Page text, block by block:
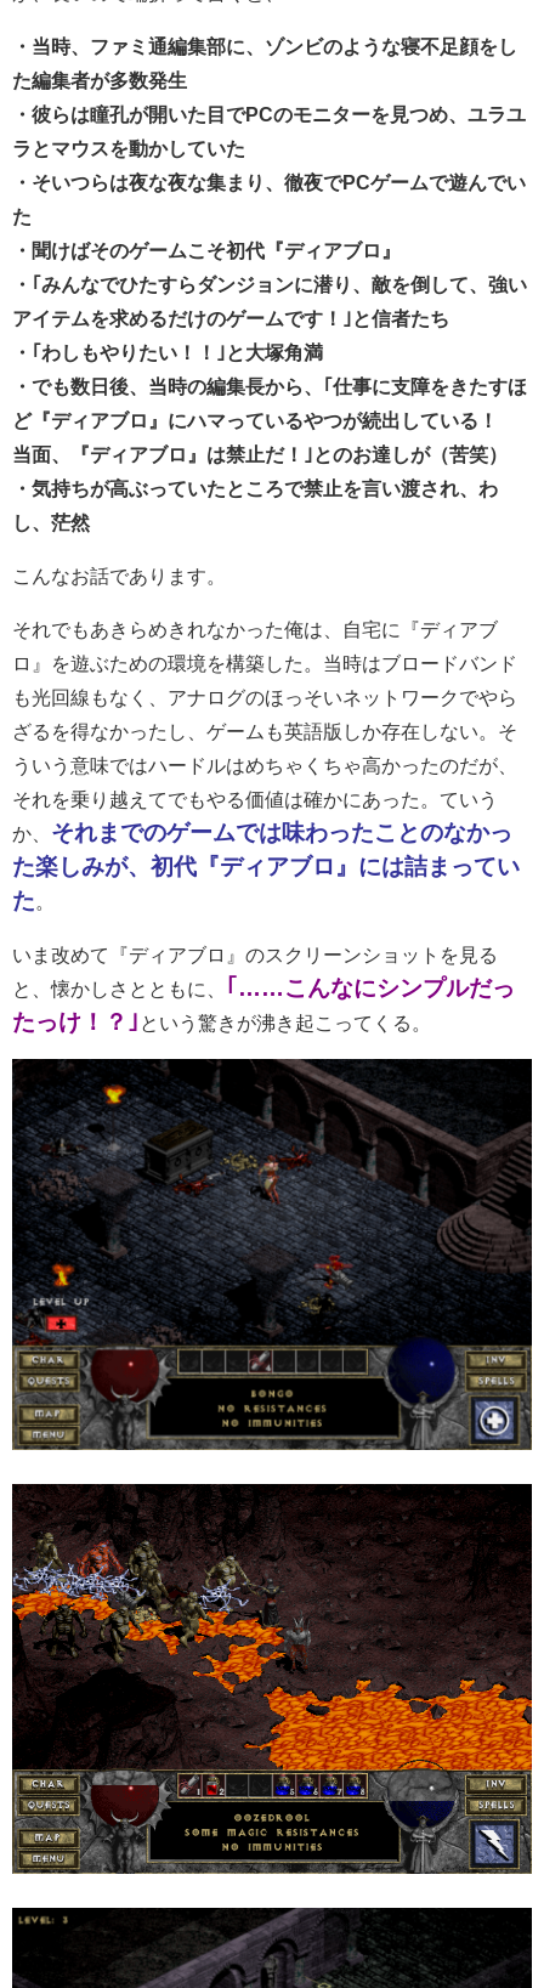
・当時、ファミ通編集部に、ゾンビのような寝不足顔をし
た編集者が多数発生
・彼らは瞳孔が開いた目でPCのモニターを見つめ、ユラユ
ラとマウスを動かしていた
・そいつらは夜な夜な集まり、徹夜でPCゲームで遊んでい
た
・聞けばそのゲームこそ初代『ディアブロ』
・｢みんなでひたすらダンジョンに潜り、敵を倒して、強い
アイテムを求めるだけのゲームです！｣と信者たち
・｢わしもやりたい！！｣と大塚角満
・でも数日後、当時の編集長から、｢仕事に支障をきたすほ
ど『ディアブロ』にハマっているやつが続出している！
当面、『ディアブロ』は禁止だ！｣とのお達しが（苦笑）
・気持ちが高ぶっていたところで禁止を言い渡され、わ
し、茫然
こんなお話であります。
それでもあきらめきれなかった俺は、自宅に『ディアブ
ロ』を遊ぶための環境を構築した。当時はブロードバンド
も光回線もなく、アナログのほっそいネットワークでやら
ざるを得なかったし、ゲームも英語版しか存在しない。そ
ういう意味ではハードルはめちゃくちゃ高かったのだが、
それを乗り越えてでもやる価値は確かにあった。ていう
か、 それまでのゲームでは味わったことのなかっ
た楽しみが、初代『ディアブロ』には詰まってい
た。
いま改めて『ディアブロ』のスクリーンショットを見る
と、懐かしさとともに、
｢……こんなにシンプルだっ
たっけ！？｣
という驚きが沸き起こってくる。